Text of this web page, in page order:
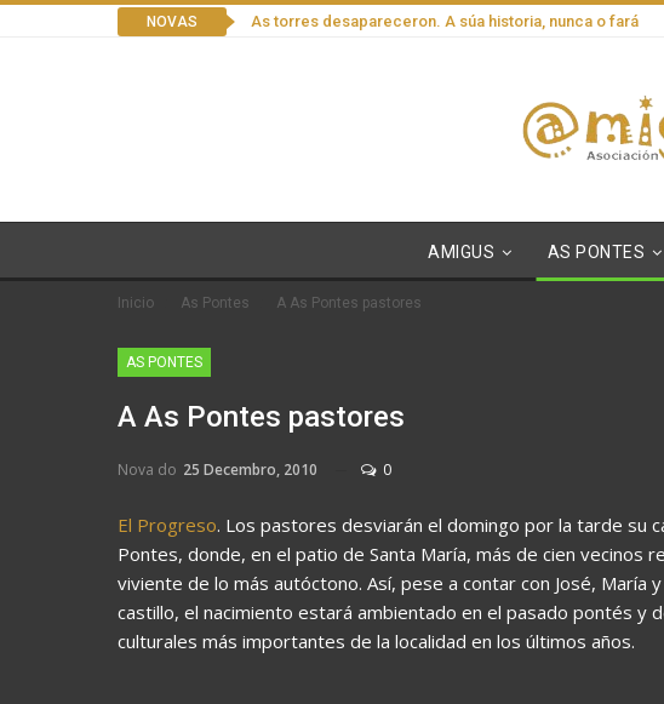
NOVAS As torres desapareceron. A súa historia, nunca o fará
AMIGUS AS PONTES
Inicio As Pontes A As Pontes pastores
AS PONTES
A As Pontes pastores
Nova do 25 Decembro, 2010 0
El Progreso. Los pastores desviarán el domingo por la tarde su
Pontes, donde, en el patio de Santa María, más de cien vecinos
viviente de lo más autóctono. Así, pese a contar con José, María
castillo, el nacimiento estará ambientado en el pasado pontés y
culturales más importantes de la localidad en los últimos años.